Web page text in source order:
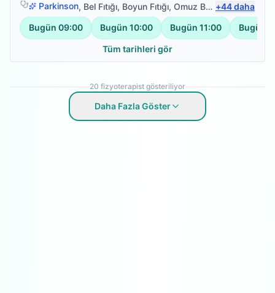
Parkinson, Bel Fıtığı, Boyun Fıtığı, Omuz Bağ Yaralanması +44daha
Bugün 09:00 Bugün 10:00 Bugün 11:00 Bugün
Tüm tarihleri gör
20 fizyoterapist gösteriliyor
Daha Fazla Göster